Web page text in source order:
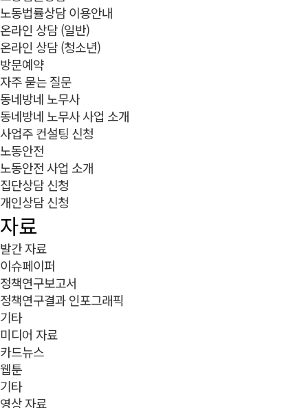
노동법률상담 이용안내
온라인 상담 (일반)
온라인 상담 (청소년)
방문예약
자주 묻는 질문
동네방네 노무사
동네방네 노무사 사업 소개
사업주 컨설팅 신청
노동안전
노동안전 사업 소개
집단상담 신청
개인상담 신청
자료
발간 자료
이슈페이퍼
정책연구보고서
정책연구결과 인포그래픽
기타
미디어 자료
카드뉴스
웹툰
기타
영상 자료